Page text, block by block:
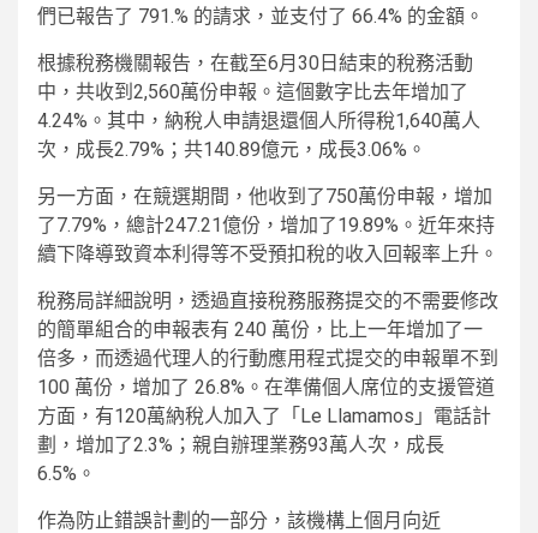
們已報告了 791.% 的請求，並支付了 66.4% 的金額。
根據稅務機關報告，在截至6月30日結束的稅務活動
中，共收到2,560萬份申報。這個數字比去年增加了
4.24%。其中，納稅人申請退還個人所得稅1,640萬人
次，成長2.79%；共140.89億元，成長3.06%。
另一方面，在競選期間，他收到了750萬份申報，增加
了7.79%，總計247.21億份，增加了19.89%。近年來持
續下降導致資本利得等不受預扣稅的收入回報率上升。
稅務局詳細說明，透過直接稅務服務提交的不需要修改
的簡單組合的申報表有 240 萬份，比上一年增加了一
倍多，而透過代理人的行動應用程式提交的申報單不到
100 萬份，增加了 26.8%。在準備個人席位的支援管道
方面，有120萬納稅人加入了「Le Llamamos」電話計
劃，增加了2.3%；親自辦理業務93萬人次，成長
6.5%。
作為防止錯誤計劃的一部分，該機構上個月向近